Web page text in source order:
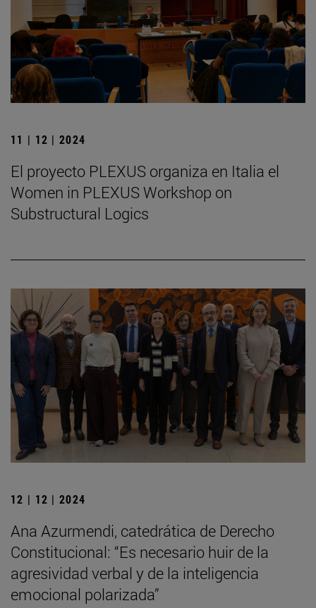
11 | 12 | 2024
El proyecto PLEXUS organiza en Italia el
Women in PLEXUS Workshop on
Substructural Logics
12 | 12 | 2024
Ana Azurmendi, catedrática de Derecho
Constitucional: “Es necesario huir de la
agresividad verbal y de la inteligencia
emocional polarizada”